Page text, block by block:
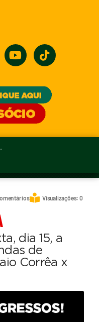
Visualizações: 0
dia 15, a
de
Corrêa x